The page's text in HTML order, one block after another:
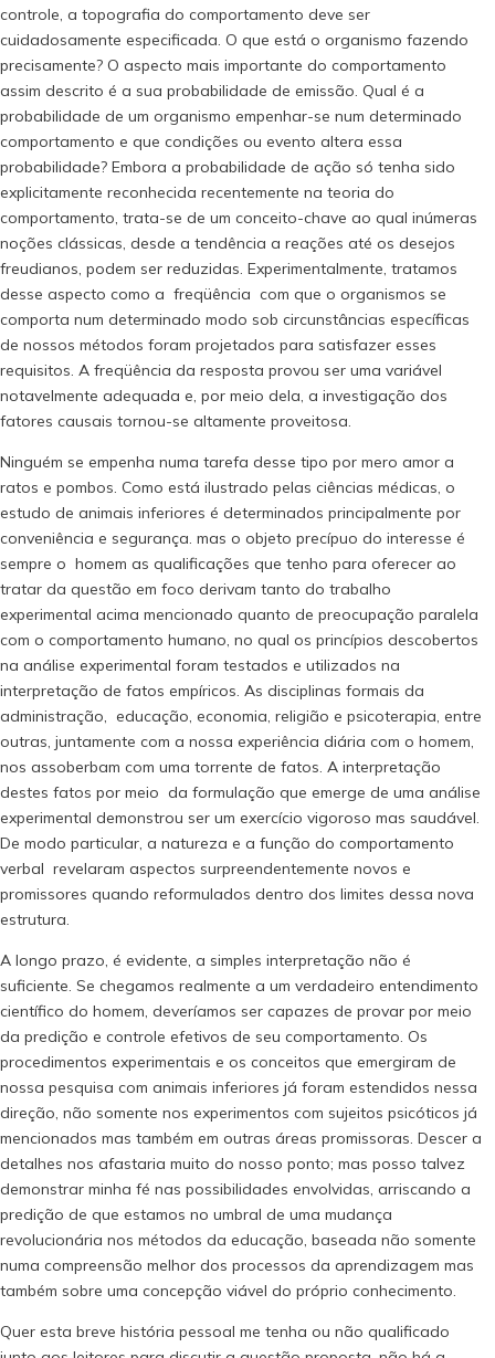
controle, a topografia do comportamento deve ser
cuidadosamente especificada. O que está o organismo fazendo
precisamente? O aspecto mais importante do comportamento
assim descrito é a sua probabilidade de emissão. Qual é a
probabilidade de um organismo empenhar-se num determinado
comportamento e que condições ou evento altera essa
probabilidade? Embora a probabilidade de ação só tenha sido
explicitamente reconhecida recentemente na teoria do
comportamento, trata-se de um conceito-chave ao qual inúmeras
noções clássicas, desde a tendência a reações até os desejos
freudianos, podem ser reduzidas. Experimentalmente, tratamos
desse aspecto como a freqüência com que o organismos se
comporta num determinado modo sob circunstâncias específicas
de nossos métodos foram projetados para satisfazer esses
requisitos. A freqüência da resposta provou ser uma variável
notavelmente adequada e, por meio dela, a investigação dos
fatores causais tornou-se altamente proveitosa.
Ninguém se empenha numa tarefa desse tipo por mero amor a
ratos e pombos. Como está ilustrado pelas ciências médicas, o
estudo de animais inferiores é determinados principalmente por
conveniência e segurança. mas o objeto precípuo do interesse é
sempre o homem as qualificações que tenho para oferecer ao
tratar da questão em foco derivam tanto do trabalho
experimental acima mencionado quanto de preocupação paralela
com o comportamento humano, no qual os princípios descobertos
na análise experimental foram testados e utilizados na
interpretação de fatos empíricos. As disciplinas formais da
administração, educação, economia, religião e psicoterapia, entre
outras, juntamente com a nossa experiência diária com o homem,
nos assoberbam com uma torrente de fatos. A interpretação
destes fatos por meio da formulação que emerge de uma análise
experimental demonstrou ser um exercício vigoroso mas saudável.
De modo particular, a natureza e a função do comportamento
verbal revelaram aspectos surpreendentemente novos e
promissores quando reformulados dentro dos limites dessa nova
estrutura.
A longo prazo, é evidente, a simples interpretação não é
suficiente. Se chegamos realmente a um verdadeiro entendimento
científico do homem, deveríamos ser capazes de provar por meio
da predição e controle efetivos de seu comportamento. Os
procedimentos experimentais e os conceitos que emergiram de
nossa pesquisa com animais inferiores já foram estendidos nessa
direção, não somente nos experimentos com sujeitos psicóticos já
mencionados mas também em outras áreas promissoras. Descer a
detalhes nos afastaria muito do nosso ponto; mas posso talvez
demonstrar minha fé nas possibilidades envolvidas, arriscando a
predição de que estamos no umbral de uma mudança
revolucionária nos métodos da educação, baseada não somente
numa compreensão melhor dos processos da aprendizagem mas
também sobre uma concepção viável do próprio conhecimento.
Quer esta breve história pessoal me tenha ou não qualificado